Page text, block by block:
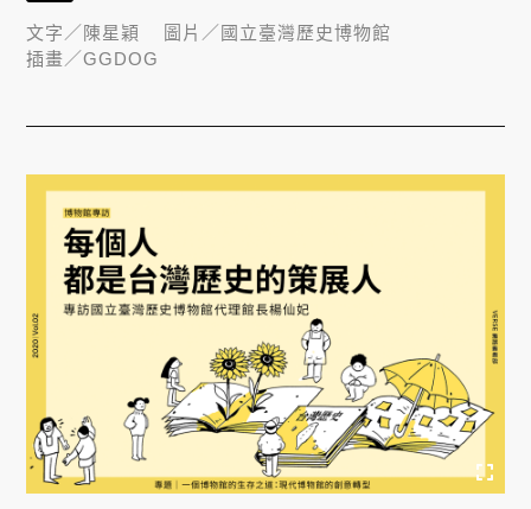
文字／ 陳星穎 圖片／ 國立臺灣歷史博物館
插畫／GGDOG